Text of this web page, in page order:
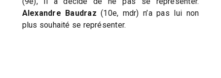
Alexandre Baudraz (10e, mdr) n’a pas lui non
plus souhaité se représenter.